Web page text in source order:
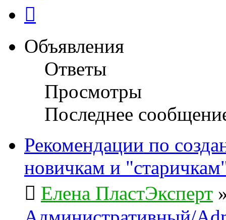
Объявления
Ответы
Просмотры
Последнее
Рекомендации по
новичкам и
Елена ПластЭксперт